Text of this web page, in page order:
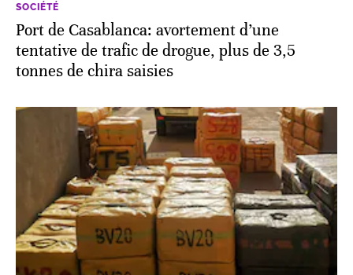
SOCIÉTÉ
Port de Casablanca: avortement d’une
tentative de trafic de drogue, plus de 3,5
tonnes de chira saisies